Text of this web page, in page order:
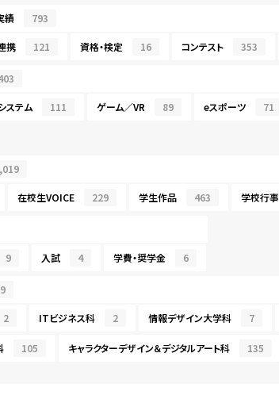
績 793
携 121 資格・検定 16 コンテスト 353
ステム 111 ゲーム／VR 89 eスポーツ 71
在校生VOICE 229 学生作品 463 学校行事
9 入試 4 学費・奨学金 6
2 ITビジネス科 2 情報デザイン大学科 7
105 キャラクターデザイン＆デジタルアート科 135